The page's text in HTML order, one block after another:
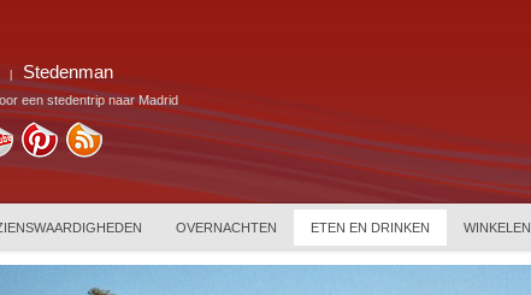
Stedenman
een stedentrip naar Madrid
OVERNACHTEN ETEN EN DRINKEN WINKELEN